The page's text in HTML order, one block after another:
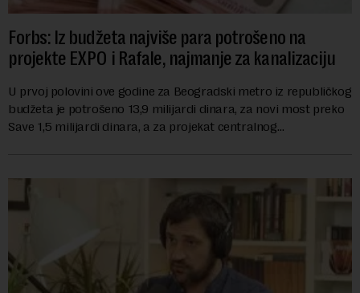
Forbs: Iz budžeta najviše para potrošeno na
projekte EXPO i Rafale, najmanje za kanalizaciju
U prvoj polovini ove godine za Beogradski metro iz republičkog
budžeta je potrošeno 13,9 milijardi dinara, za novi most preko
Save 1,5 milijardi dinara, a za projekat centralnog